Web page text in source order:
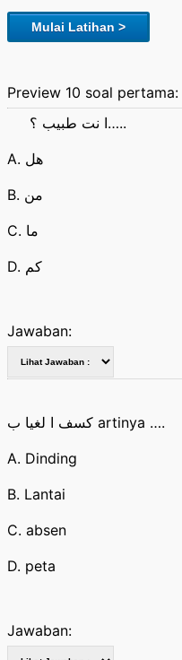
Mulai Latihan >
Preview 10 soal pertama:
ا نت طبيب ؟…..
A. هل
B. من
Jawaban:
كسف ا لغيا ب artinya ….
A. Dinding
B. Lantai
C. absen
D. peta
Jawaban: